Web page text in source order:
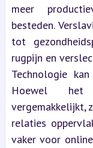
meer
besteden.
tot
rugpijn en
Technologie
Hoewel het
vergemakkelijkt,
relaties
vaker voor